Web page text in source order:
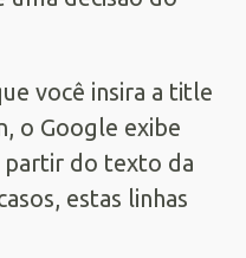
você insira a title
o Google exibe
do texto da
estas linhas